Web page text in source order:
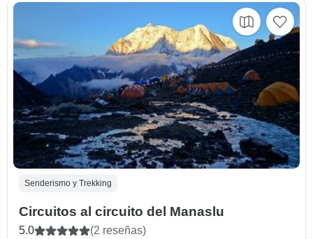
Senderismo y Trekking
Circuitos al circuito del Manaslu
5.0 (2 reseñas)